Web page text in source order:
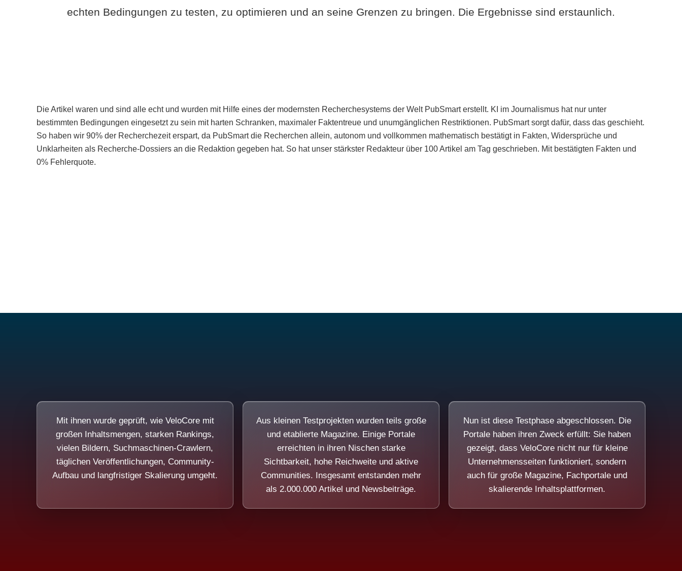
echten Bedingungen zu testen, zu optimieren und an seine Grenzen zu bringen. Die Ergebnisse sind erstaunlich.
Die Artikel waren und sind alle echt und wurden mit Hilfe eines der modernsten Recherchesystems der Welt PubSmart erstellt. KI im Journalismus hat nur unter
bestimmten Bedingungen eingesetzt zu sein mit harten Schranken, maximaler Faktentreue und unumgänglichen Restriktionen. PubSmart sorgt dafür, dass das geschieht.
So haben wir 90% der Recherchezeit erspart, da PubSmart die Recherchen allein, autonom und vollkommen mathematisch bestätigt in Fakten, Widersprüche und
Unklarheiten als Recherche-Dossiers an die Redaktion gegeben hat. So hat unser stärkster Redakteur über 100 Artikel am Tag geschrieben. Mit bestätigten Fakten und
0% Fehlerquote.
Mit ihnen wurde geprüft, wie VeloCore mit
großen Inhaltsmengen, starken Rankings,
vielen Bildern, Suchmaschinen-Crawlern,
täglichen Veröffentlichungen, Community-
Aufbau und langfristiger Skalierung umgeht.
Aus kleinen Testprojekten wurden teils große
und etablierte Magazine. Einige Portale
erreichten in ihren Nischen starke
Sichtbarkeit, hohe Reichweite und aktive
Communities. Insgesamt entstanden mehr
als 2.000.000 Artikel und Newsbeiträge.
Nun ist diese Testphase abgeschlossen. Die
Portale haben ihren Zweck erfüllt: Sie haben
gezeigt, dass VeloCore nicht nur für kleine
Unternehmensseiten funktioniert, sondern
auch für große Magazine, Fachportale und
skalierende Inhaltsplattformen.